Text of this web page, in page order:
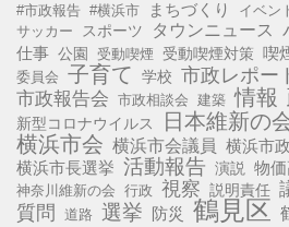
#市政報告 #横浜市 まちづくり イベン
サッカー スポーツ タウンニュース
仕事 公園 受動喫煙 受動喫煙対策 喫
委員会 子育て 学校 市政レポー
市政報告会 市政相談会 建築 情報
新型コロナウイルス 日本維新の
横浜市会 横浜市会議員 横浜市政
横浜市長選挙 活動報告 演説 物
神奈川維新の会 行政 視察 説明責任
質問 道路 選挙 防災 鶴見区